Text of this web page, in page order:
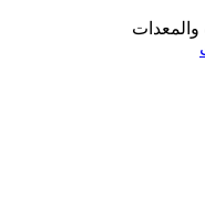
والمعدات